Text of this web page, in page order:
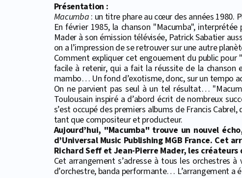
Présentation :
Macumba : un titre phare au cœur des années 1980.
En février 1985, la chanson "Macumba",
Mader à son émission télévisée, Patrick Sabatier
on a l’impression de se retrouver sur une autre
Comment expliquer cet engouement du public pour
facile à retenir, qui a fait la réussite de la chanson
mambo… Un fond d’exotisme, donc, sur un tempo
On ne parvient pas seul à un tel résultat…
Toulousain inspiré a d’abord écrit de nombreux
s’est occupé des premiers albums de Francis
tant que compositeur et producteur.
Aujourd’hui, "Macumba" trouve un nouvel
d’Universal Music Publishing MGB France.
Richard Seff et Jean-Pierre Mader, les créateurs
Cet arrangement s’adresse à tous les orchestres
d’orchestre, banda performante… L’arrangement a